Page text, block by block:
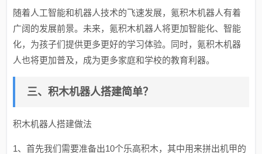
随着人工智能和机器人技术的飞速发展，氪积木机器人有着
广阔的发展前景。未来，氪积木机器人将更加智能化、智能
化，为孩子们提供更多更好的学习体验。同时，氪积木机器
人也将更加普及，成为更多家庭和学校的教育利器。
三、积木机器人搭建简单？
积木机器人搭建做法
1、首先我们需要准备出10个乐高积木，其中用来拼出机甲的